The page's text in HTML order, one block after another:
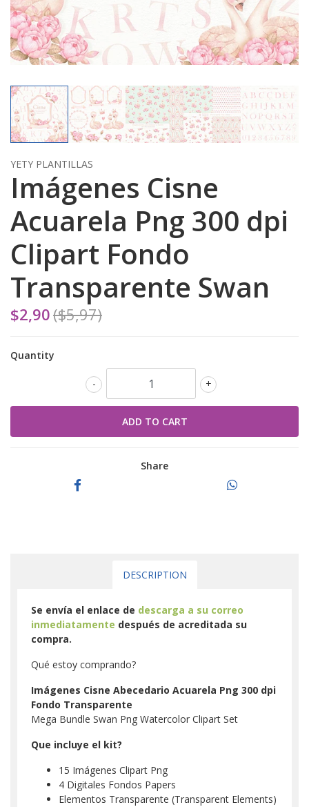
YETY PLANTILLAS
Imágenes Cisne
Acuarela Png 300 dpi
Clipart Fondo
Transparente Swan
$2,90($5,97)
Quantity
+
-
Share
DESCRIPTION
Se envía el enlace de descarga a su correo
inmediatamente después de acreditada su
compra.
Qué estoy comprando?
Imágenes Cisne Abecedario Acuarela Png 300 dpi
Fondo Transparente
Mega Bundle Swan Png Watercolor Clipart Set
Que incluye el kit?
15 Imágenes Clipart Png
4 Digitales Fondos Papers
Elementos Transparente (Transparent Elements)